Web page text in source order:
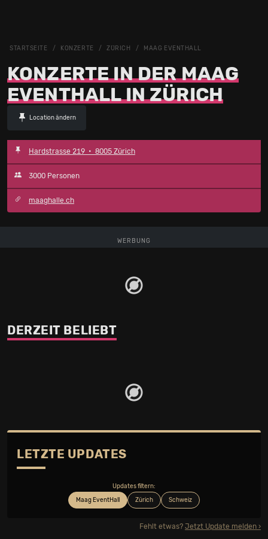
STARTSEITE KONZERTE ZÜRICH MAAG EVENTHALL
KONZERTE IN DER MAAG
EVENTHALL IN ZÜRICH
Location ändern
Hardstrasse 219 • 8005 Zürich
3000 Personen
maaghalle.ch
WERBUNG
DERZEIT BELIEBT
LETZTE UPDATES
Updates filtern:
Maag EventHall
Zürich Schweiz
Fehlt etwas? Jetzt Update melden